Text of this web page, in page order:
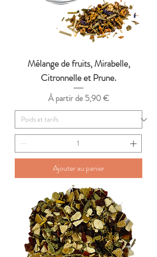
Mélange de fruits, Mirabelle,
Citronnelle et Prune.
À partir de 5,90 €
Prix promotionnel
Ajouter au panier